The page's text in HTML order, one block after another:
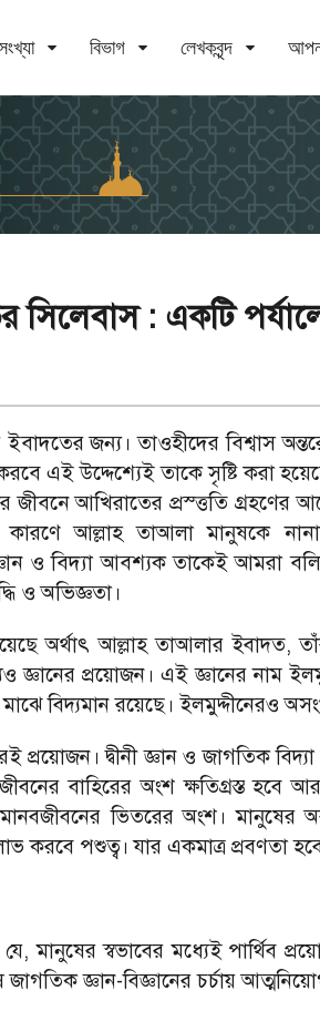
বিভাগ লেখকবৃন্দ
সিলেবাস : একটি
জন্য। তাওহীদের বিশ্বাস
এই উদ্দেশ্যেই তাকে সৃষ্টি করা
জীবনে আখিরাতের প্রস্ত্ততি গ্রহণের
আল্লাহ তাআলা মানুষকে
ও বিদ্যা আবশ্যক তাকেই আমরা বলি
ও অভিজ্ঞতা।
হয়েছে অর্থাৎ আল্লাহ তাআলার
জ্ঞানের প্রয়োজন। এই জ্ঞানের নাম
বিদ্যমান রয়েছে। ইলমুদ্দীনেরও
প্রয়োজন। দ্বীনী জ্ঞান ও জাগতিক
বাহিরের অংশ ক্ষতিগ্রস্ত হবে
ভিতরের অংশ। মানুষের
করবে পশুত্ব। যার একমাত্র প্রবণতা
মানুষের স্বভাবের মধ্যেই পার্থিব
জ্ঞান-বিজ্ঞানের চর্চায়